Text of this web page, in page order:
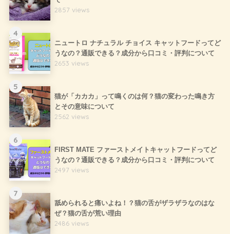
2857 views
4
ニュートロ ナチュラル チョイス キャットフードってど
うなの？通販できる？成分から口コミ・評判について
2653 views
5
猫が「カカカ」って鳴くのは何？猫の変わった鳴き方
とその意味について
2562 views
6
FIRST MATE ファーストメイトキャットフードってど
うなの？通販できる？成分から口コミ・評判について
2497 views
7
舐められると痛いよね！？猫の舌がザラザラなのはな
ぜ？猫の舌が荒い理由
2486 views